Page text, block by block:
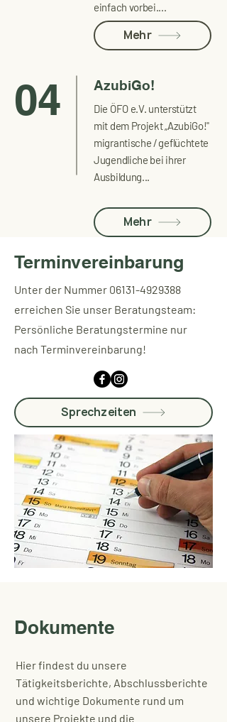
einfach vorbei....
Mehr
04 AzubiGo!
Die ÖFO e.V. unterstützt
mit dem Projekt „AzubiGo!"
migrantische / geflüchtete
Jugendliche bei ihrer
Ausbildung...
Mehr
Terminvereinbarung
Unter der Nummer 06131-4929388
erreichen Sie unser Beratungsteam:
Persönliche Beratungstermine nur
nach Terminvereinbarung!
Sprechzeiten
Dokumente
Hier findest du unsere
Tätigkeitsberichte, Abschlussberichte
und wichtige Dokumente rund um
unsere Projekte und die